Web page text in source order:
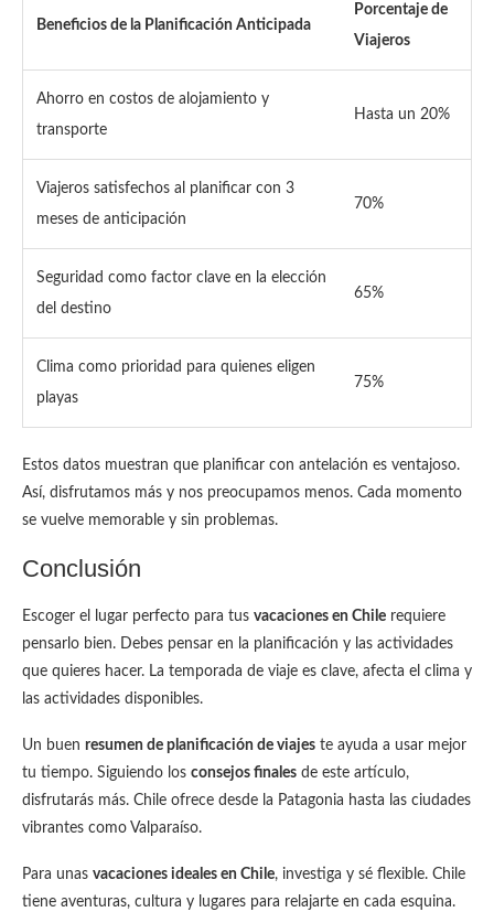
Beneficios de la Planificación Anticipada
Porcentaje de
Viajeros
Ahorro en costos de alojamiento y
transporte
Hasta un 20%
Viajeros satisfechos al planificar con 3
meses de anticipación
70%
Seguridad como factor clave en la elección
del destino
65%
Clima como prioridad para quienes eligen
playas
75%
Estos datos muestran que planificar con antelación es ventajoso.
Así, disfrutamos más y nos preocupamos menos. Cada momento
se vuelve memorable y sin problemas.
Conclusión
Escoger el lugar perfecto para tus vacaciones en Chile requiere
pensarlo bien. Debes pensar en la planificación y las actividades
que quieres hacer. La temporada de viaje es clave, afecta el clima y
las actividades disponibles.
Un buen resumen de planificación de viajes te ayuda a usar mejor
tu tiempo. Siguiendo los consejos finales de este artículo,
disfrutarás más. Chile ofrece desde la Patagonia hasta las ciudades
vibrantes como Valparaíso.
Para unas vacaciones ideales en Chile, investiga y sé flexible. Chile
tiene aventuras, cultura y lugares para relajarte en cada esquina.